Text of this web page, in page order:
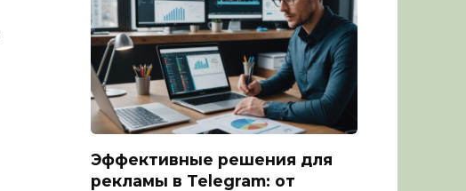
Эффективные решения для
рекламы в Telegram: от